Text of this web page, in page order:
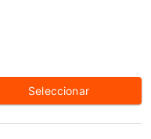
Seleccionar